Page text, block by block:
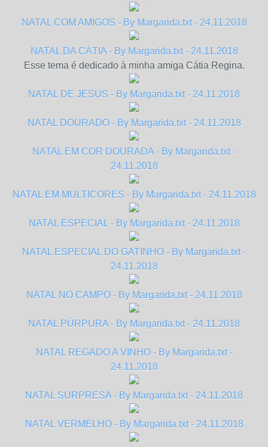
NATAL COM AMIGOS - By Margarida.txt - 24.11.2018
NATAL DA CÁTIA - By Margarida.txt - 24.11.2018
Esse tema é dedicado à minha amiga Cátia Regina.
NATAL DE JESUS - By Margarida.txt - 24.11.2018
NATAL DOURADO - By Margarida.txt - 24.11.2018
NATAL EM COR DOURADA - By Margarida.txt -
24.11.2018
NATAL EM MULTICORES - By Margarida.txt - 24.11.2018
NATAL ESPECIAL - By Margarida.txt - 24.11.2018
NATAL ESPECIAL DO GATINHO - By Margarida.txt -
24.11.2018
NATAL NO CAMPO - By Margarida.txt - 24.11.2018
NATAL PÚRPURA - By Margarida.txt - 24.11.2018
NATAL REGADO A VINHO - By Margarida.txt -
24.11.2018
NATAL SURPRESA - By Margarida.txt - 24.11.2018
NATAL VERMELHO - By Margarida.txt - 24.11.2018